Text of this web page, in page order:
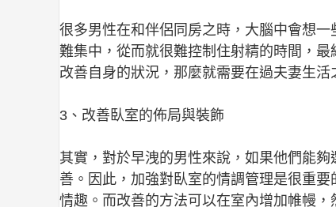
很多男性在和伴侶同房之時，大腦中會想
難集中，從而就很難控制住射精的時間，
改善自身的狀況，那麼就需要在過夫妻生活
3、改善臥室的佈局與裝飾
其實，對於早洩的男性來說，如果他們能
善。因此，加強對臥室的情調管理是很重
情趣。而改善的方法可以在室內增加帷幔